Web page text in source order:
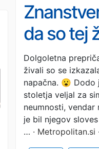
da so tej
krivico:
je
prišla
Dolgoletna
živali so se
napačna. 😮 Dodo
stoletja veljal za
neumnosti, vendar
je bil njegov
… · Metropolitan.si